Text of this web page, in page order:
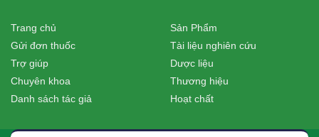
Trang chủ
Gửi đơn thuốc
Trợ giúp
Chuyên khoa
Danh sách tác giả
Sản Phẩm
Tài liệu nghiên cứu
Dược liệu
Thương hiệu
Hoạt chất